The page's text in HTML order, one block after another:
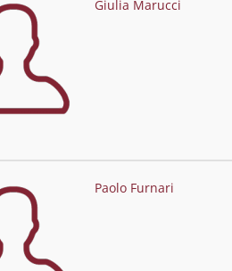
Giulia Marucci
Paolo Furnari